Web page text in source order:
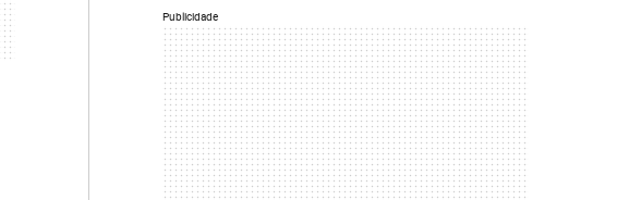
Publicidade